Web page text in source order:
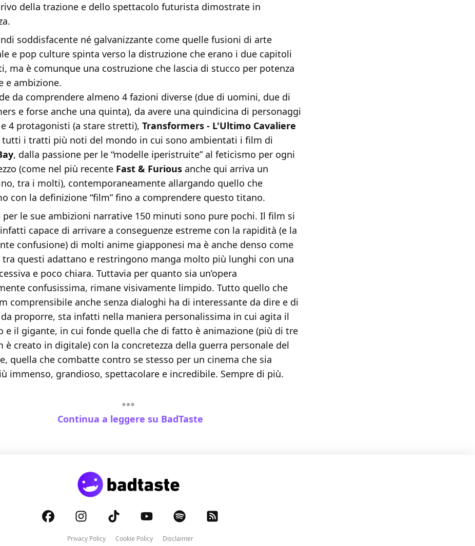
della trazione e dello spettacolo futurista dimostrate in
soddisfacente né galvanizzante come quelle fusioni di arte
e pop culture spinta verso la distruzione che erano i due capitoli
ma è comunque una costruzione che lascia di stucco per potenza
e ambizione.
da comprendere almeno 4 fazioni diverse (due di uomini, due di
e forse anche una quinta), da avere una quindicina di personaggi
4 protagonisti (a stare stretti), Transformers - L'Ultimo Cavaliere
tutti i tratti più noti del mondo in cui sono ambientati i film di
, dalla passione per le “modelle iperistruite” al feticismo per ogni
(come nel più recente Fast & Furious anche qui arriva un
tra i molti), contemporaneamente allargando quello che
con la definizione “film” fino a comprendere questo titano.
per le sue ambizioni narrative 150 minuti sono pure pochi. Il film si
capace di arrivare a conseguenze estreme con la rapidità (e la
confusione) di molti anime giapponesi ma è anche denso come
tra questi adattano e restringono manga molto più lunghi con una
e poco chiara. Tuttavia per quanto sia un’opera
confusissima, rimane visivamente limpido. Tutto quello che
comprensibile anche senza dialoghi ha di interessante da dire e di
proporre, sta infatti nella maniera personalissima in cui agita il
e il gigante, in cui fonde quella che di fatto è animazione (più di tre
è creato in digitale) con la concretezza della guerra personale del
quella che combatte contro se stesso per un cinema che sia
immenso, grandioso, spettacolare e incredibile. Sempre di più.
Continua a leggere su BadTaste
Privacy Policy Cookie Policy Disclaimer